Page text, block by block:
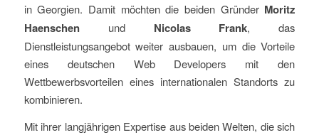
in Georgien. Damit möchten die beiden Gründer Moritz
Haenschenund Nicolas Frank, das
Dienstleistungsangebotweiter ausbauen, um die Vorteile
eines
deutschen WebDevelopers mit den
Wettbewerbsvorteilen eines internationalen Standorts zu
kombinieren.
Mit ihrer langjährigen Expertise aus beiden Welten, die sich